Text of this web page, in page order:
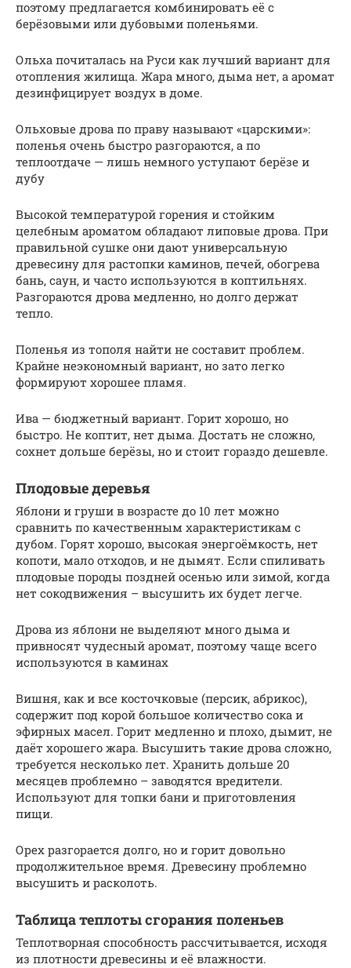
поэтому предлагается комбинировать её с
берёзовыми или дубовыми поленьями.
Ольха почиталась на Руси как лучший вариант для
отопления жилища. Жара много, дыма нет, а аромат
дезинфицирует воздух в доме.
Ольховые дрова по праву называют «царскими»:
поленья очень быстро разгораются, а по
теплоотдаче — лишь немного уступают берёзе и
дубу
Высокой температурой горения и стойким
целебным ароматом обладают липовые дрова. При
правильной сушке они дают универсальную
древесину для растопки каминов, печей, обогрева
бань, саун, и часто используются в коптильнях.
Разгораются дрова медленно, но долго держат
тепло.
Поленья из тополя найти не составит проблем.
Крайне неэкономный вариант, но зато легко
формируют хорошее пламя.
Ива — бюджетный вариант. Горит хорошо, но
быстро. Не коптит, нет дыма. Достать не сложно,
сохнет дольше берёзы, но и стоит гораздо дешевле.
Плодовые деревья
Яблони и груши в возрасте до 10 лет можно
сравнить по качественным характеристикам с
дубом. Горят хорошо, высокая энергоёмкость, нет
копоти, мало отходов, и не дымят. Если спиливать
плодовые породы поздней осенью или зимой, когда
нет сокодвижения – высушить их будет легче.
Дрова из яблони не выделяют много дыма и
привносят чудесный аромат, поэтому чаще всего
используются в каминах
Вишня, как и все косточковые (персик, абрикос),
содержит под корой большое количество сока и
эфирных масел. Горит медленно и плохо, дымит, не
даёт хорошего жара. Высушить такие дрова сложно,
требуется несколько лет. Хранить дольше 20
месяцев проблемно – заводятся вредители.
Используют для топки бани и приготовления
пищи.
Орех разгорается долго, но и горит довольно
продолжительное время. Древесину проблемно
высушить и расколоть.
Таблица теплоты сгорания поленьев
Теплотворная способность рассчитывается, исходя
из плотности древесины и её влажности.